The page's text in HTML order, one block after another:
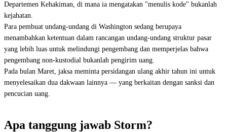
Departemen Kehakiman, di mana ia mengatakan "menulis kode" bukanlah
kejahatan.
Para pembuat undang-undang di Washington sedang berupaya
menambahkan ketentuan dalam rancangan undang-undang struktur pasar
yang lebih luas untuk melindungi pengembang dan memperjelas bahwa
pengembang non-kustodial bukanlah pengirim uang.
Pada bulan Maret, jaksa meminta persidangan ulang akhir tahun ini untuk
menyelesaikan dua dakwaan lainnya — yang berkaitan dengan sanksi dan
pencucian uang.
Apa tanggung jawab Storm?